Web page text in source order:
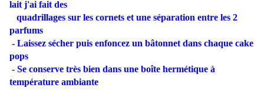
lait j'ai fait des
quadrillages sur les cornets et une séparation entre les 2
parfums
- Laissez sécher puis enfoncez un bâtonnet dans chaque cake
pops
- Se conserve très bien dans une boîte hermétique à
température ambiante